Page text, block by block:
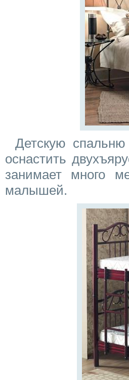
Детскую
оснастить
занимает много
малышей.